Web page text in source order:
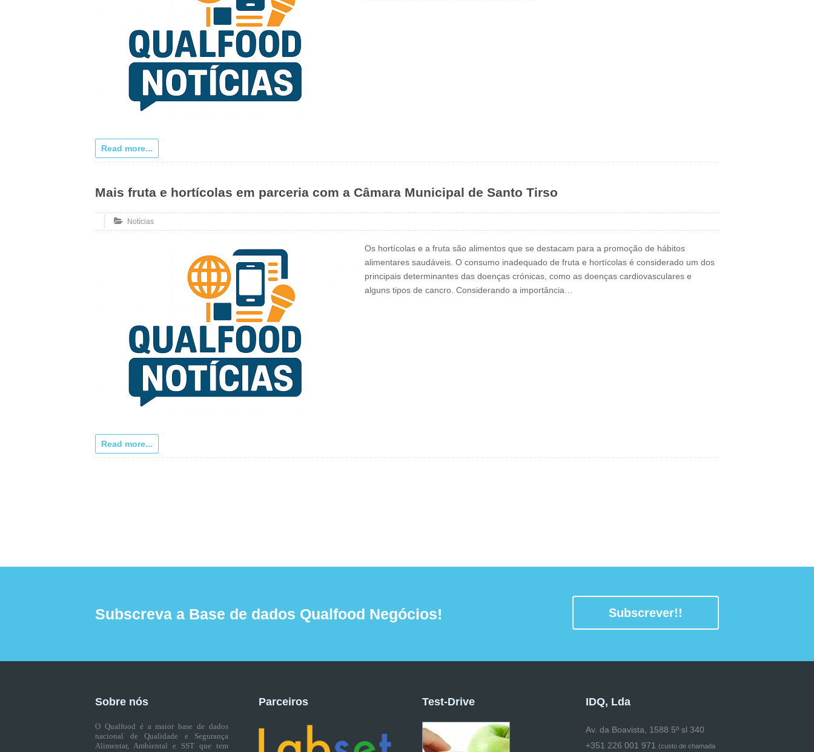
Read more...
Mais fruta e hortícolas em parceria com a Câmara Municipal de Santo Tirso
Notícias
Os hortícolas e a fruta são alimentos que se destacam para a promoção de hábitos
alimentares saudáveis. O consumo inadequado de fruta e hortícolas é considerado um dos
principais determinantes das doenças crónicas, como as doenças cardiovasculares e
alguns tipos de cancro. Considerando a importância…
Read more...
Subscreva a Base de dados Qualfood Negócios! Subscrever!!
Sobre nós
O Qualfood é a maior base de dados
nacional de Qualidade e Segurança
Alimentar, Ambiental e SST que tem
Parceiros Test-Drive IDQ, Lda
Av. da Boavista, 1588 5º sl 340
+351 226 001 971 (custo de chamada